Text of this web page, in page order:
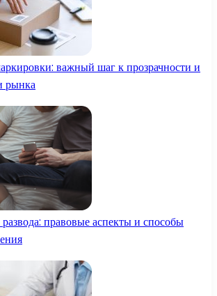
важный шаг к прозрачности и
рынка
правовые аспекты и способы